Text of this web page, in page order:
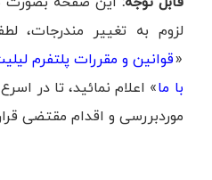
لزوم به تغییر مندرجات،
«قوانین و مقررات پلتفرم
با ما» اعلام نمائید، تا در
موردبررسی و اقدام مقتضی